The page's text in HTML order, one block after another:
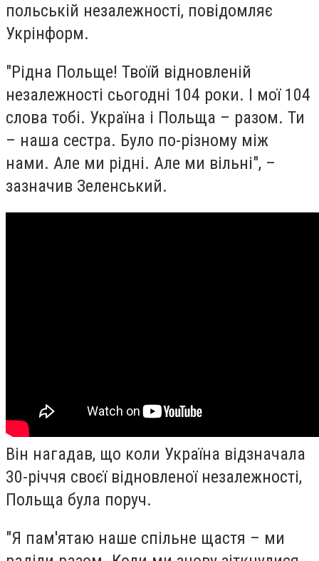
польській незалежності, повідомляє
Укрінформ.
"Рідна Польще! Твоїй відновленій
незалежності сьогодні 104 роки. І мої 104
слова тобі. Україна і Польща – разом. Ти
– наша сестра. Було по-різному між
нами. Але ми рідні. Але ми вільні", –
зазначив Зеленський.
Він нагадав, що коли Україна відзначала
30-річчя своєї відновленої незалежності,
Польща була поруч.
"Я пам'ятаю наше спільне щастя – ми